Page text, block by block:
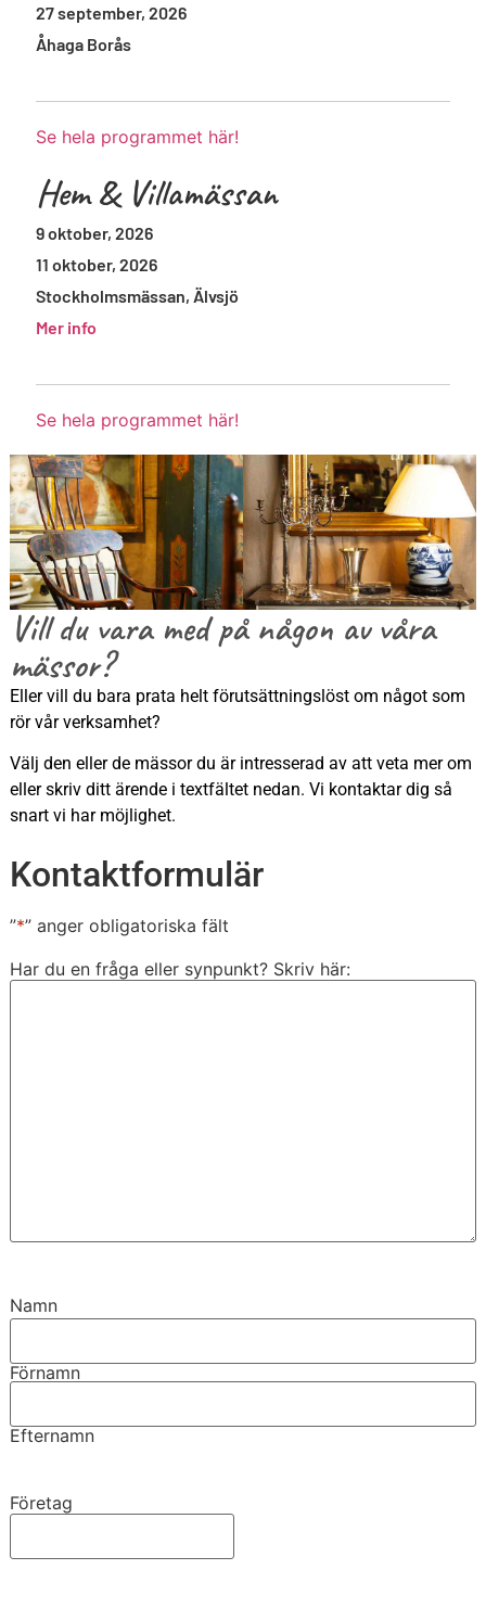
27 september, 2026
Åhaga Borås
Se hela programmet här!
Hem & Villamässan
9 oktober, 2026
11 oktober, 2026
Stockholmsmässan, Älvsjö
Mer info
Se hela programmet här!
Vill du vara med på någon av våra
mässor?
Eller vill du bara prata helt förutsättningslöst om något som
rör vår verksamhet?
Välj den eller de mässor du är intresserad av att veta mer om
eller skriv ditt ärende i textfältet nedan. Vi kontaktar dig så
snart vi har möjlighet.
Kontaktformulär
”*” anger obligatoriska fält
Har du en fråga eller synpunkt? Skriv här:
Namn
Förnamn
Efternamn
Företag